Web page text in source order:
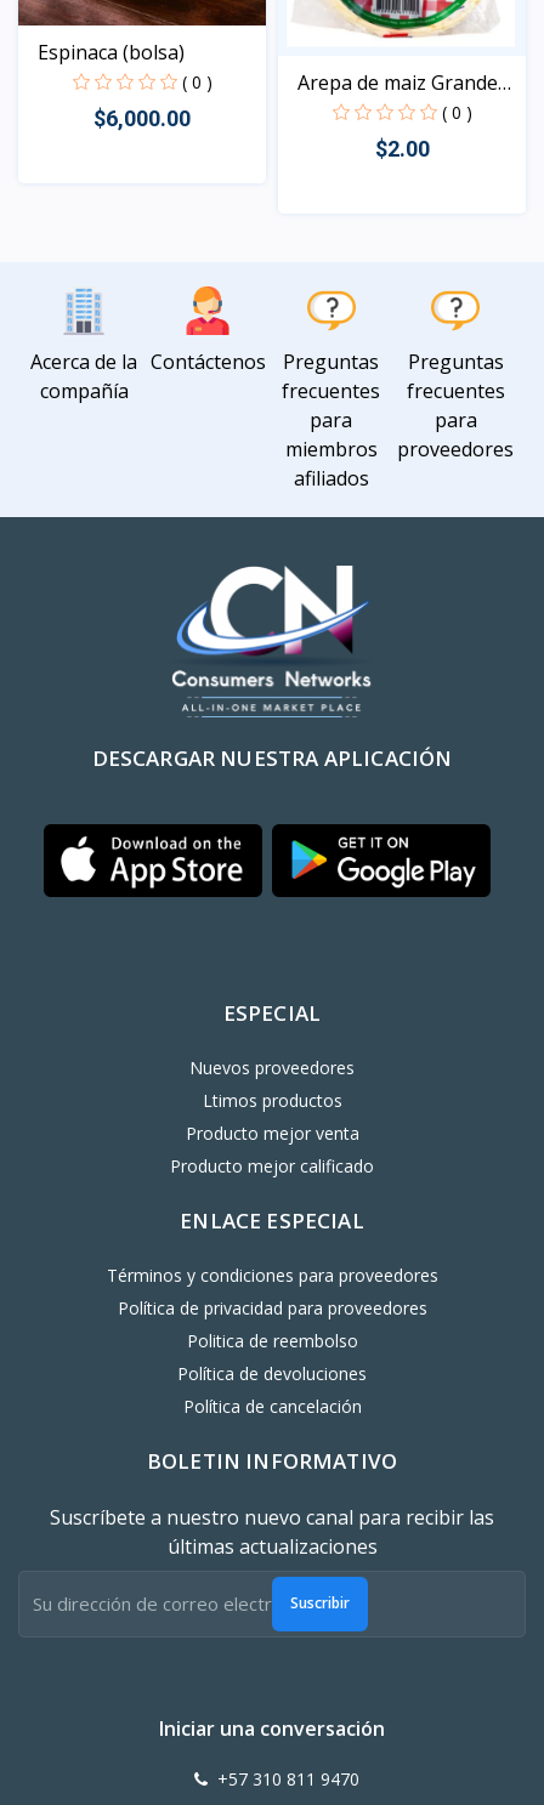
Espinaca (bolsa)
( 0 )
$6,000.00
Arepa de maiz Grande
( 0 )
$2.00
Acerca de la
compañía
Contáctenos
Preguntas
frecuentes
para
miembros
afiliados
Preguntas
frecuentes
para
proveedores
DESCARGAR NUESTRA APLICACIÓN
ESPECIAL
Nuevos proveedores
Ltimos productos
Producto mejor venta
Producto mejor calificado
ENLACE ESPECIAL
Términos y condiciones para proveedores
Política de privacidad para proveedores
Politica de reembolso
Política de devoluciones
Política de cancelación
BOLETIN INFORMATIVO
Suscríbete a nuestro nuevo canal para recibir las
últimas actualizaciones
Suscribir
Iniciar una conversación
+57 310 811 9470